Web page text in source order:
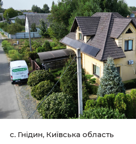
с. Гнідин, Київська область